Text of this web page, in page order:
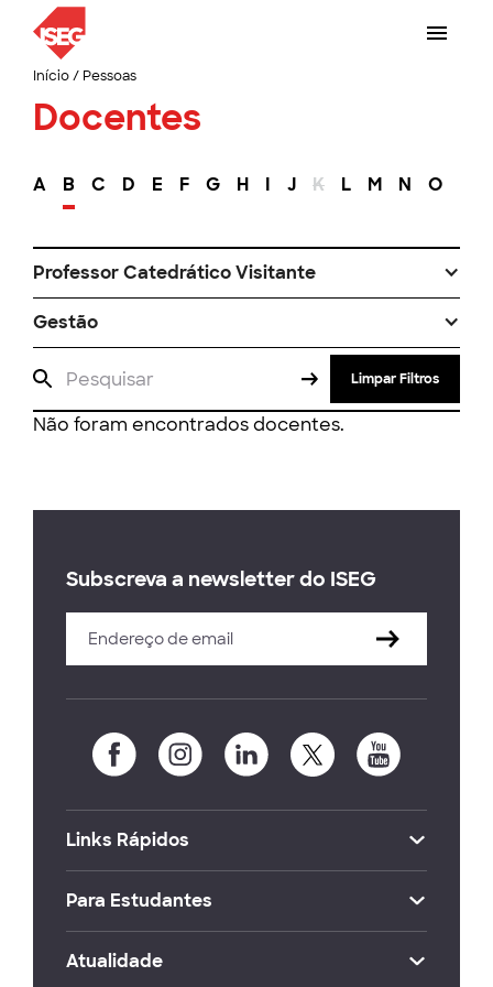
Início/ Pessoas
Docentes
A B C D E F G H I J K L M N O
Professor Catedrático Visitante
Gestão
Limpar Filtros
Não foram encontrados docentes.
Subscreva a newsletter do ISEG
Links Rápidos
Para Estudantes
Atualidade